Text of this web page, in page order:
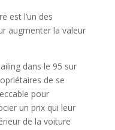
est l’un des
augmenter la valeur
dans le 95 sur
de se
pour
un prix qui leur
de la voiture